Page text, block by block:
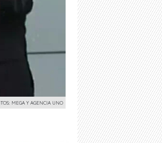
MEGA Y AGENCIA UNO